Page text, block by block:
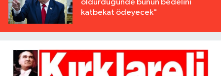
öldürdüğünde bunun bedelini
katbekat ödeyecek"